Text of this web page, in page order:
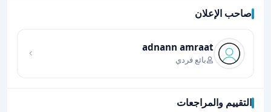
صاحب الإعلان
adnann amraat
بائع فردي
التقييم والمراجعات